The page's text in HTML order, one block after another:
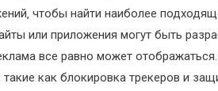
чтобы найти наиболее
или приложения могут быть
все равно может
такие как блокировка трекеров и